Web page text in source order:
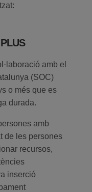
amb el
(SOC)
o més que es
durada.
amb
de les persones
recursos,
inserció